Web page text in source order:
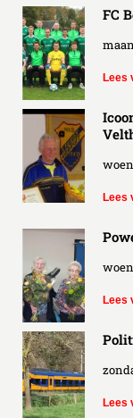
FC
Lees
Lees
Lees
Lees